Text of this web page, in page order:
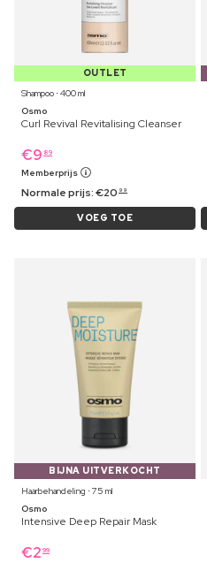
OUTLET
Shampoo ⋅ 400 ml
Osmo
Curl Revival Revitalising Cleanser
€9 89
Memberprijs
Normale prijs:€20 99
VOEG TOE
BIJNA UITVERKOCHT
Haarbehandeling ⋅ 75 ml
Osmo
Intensive Deep Repair Mask
€2 99